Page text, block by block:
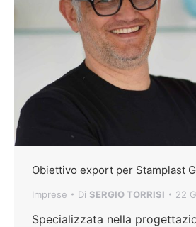
Obiettivo export per Stamplast
Imprese Di SERGIO TORRISI 22
Specializzata nella